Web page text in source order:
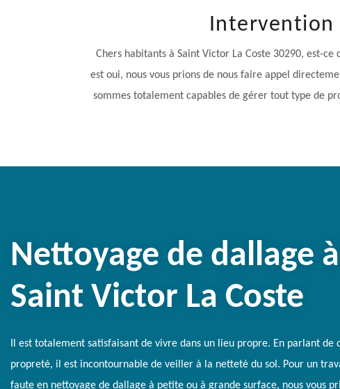
Intervention
Chers habitants à Saint Victor La Coste 30290, est-
est oui, nous vous prions de nous faire appel
sommes totalement capables de gérer tout type de
Nettoyage de dallage à
Saint Victor La Coste
Il est totalement satisfaisant de vivre dans un lieu propre. En parlant de
propreté, il est incontournable de veiller à la netteté du sol. Pour un
faute en nettoyage de dallage à petite ou à grande surface, nous vous